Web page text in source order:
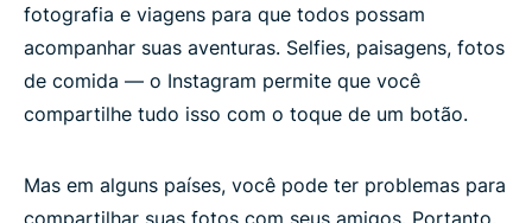
fotografia e viagens para que todos possam
acompanhar suas aventuras. Selfies, paisagens, fotos
de comida — o Instagram permite que você
compartilhe tudo isso com o toque de um botão.
Mas em alguns países, você pode ter problemas para
compartilhar suas fotos com seus amigos. Portanto,